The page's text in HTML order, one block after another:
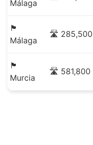
Málaga
🏴
Málaga
🛣️ 285,500
🏴
Murcia
🛣️ 581,800